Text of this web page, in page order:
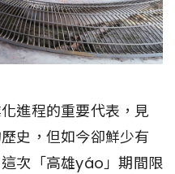
進程的重要代表，見
史，但如今卻鮮少有
次「高雄yáo」期間限